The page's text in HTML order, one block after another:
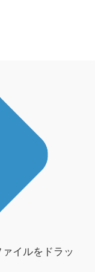
イルをドラッ